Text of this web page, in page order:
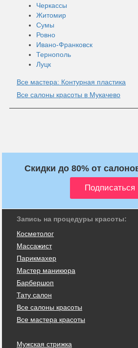
Черкассы
Житомир
Сумы
Ровно
Ивано-Франковск
Тернополь
Луцк
Все мастера: Контурная пластика
Все салоны красоты в Мукачево
Скидки до 80% от
Запись на процедуры красоты:
Косметолог
Массажист
Парикмахер
Мастер маникюра
Барбершоп
Тату салон
Все салоны красоты
Все мастера красоты
Мужская стрижка